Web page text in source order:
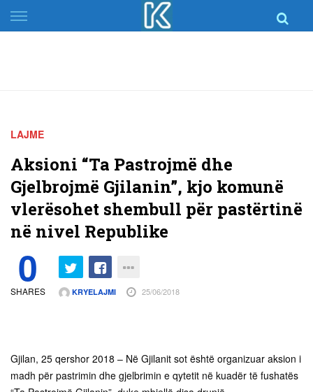
Skip
to
LAJME
Aksioni “Ta Pastrojmë dhe
Gjelbrojmë Gjilanin”, kjo komunë
vlerësohet shembull për pastërtinë
në nivel Republike
0
SHARES KRYELAJMI 25/06/2018
Gjilan, 25 qershor 2018 – Në Gjilanit sot është organizuar aksion i
madh për pastrimin dhe gjelbrimin e qytetit në kuadër të fushatës